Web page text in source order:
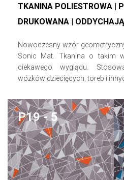
TKANINA POLIESTROWA |
DRUKOWANA |
Nowoczesny wzór
Sonic Mat. Tkanina o takim
ciekawego wyglądu.
wózków dziecięcych, toreb i
P19 - 5